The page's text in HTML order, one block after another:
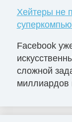
Хейтеры не
Facebook
сложной
миллиардов